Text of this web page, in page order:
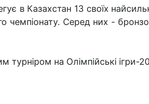
в Казахстан 13 своїх
чемпіонату. Серед них -
турніром на Олімпійські ігри-